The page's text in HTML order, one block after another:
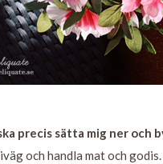
precis sätta mig ner och
och handla mat och